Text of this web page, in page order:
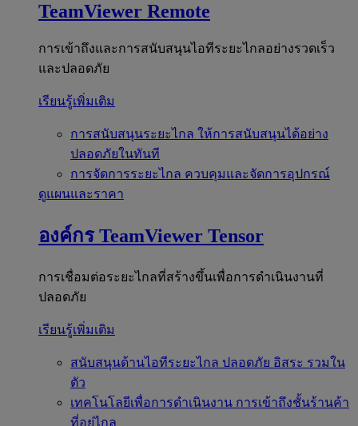
TeamViewer Remote
การเข้าถึงและการสนับสนุนไอทีระยะไกลอย่างรวดเร็ว
และปลอดภัย
เรียนรู้เพิ่มเติม
การสนับสนุนระยะไกล ให้การสนับสนุนได้อย่าง
ปลอดภัยในทันที
การจัดการระยะไกล ควบคุมและจัดการอุปกรณ์
ดูแผนและราคา
องค์กร TeamViewer Tensor
การเชื่อมต่อระยะไกลที่สร้างขึ้นเพื่อการดำเนินงานที่
ปลอดภัย
เรียนรู้เพิ่มเติม
สนับสนุนด้านไอทีระยะไกล ปลอดภัย อิสระ รวมใน
ตัว
เทคโนโลยีเพื่อการดำเนินงาน การเข้าถึงชั้นร้านค้า
ที่อยู่ไกล